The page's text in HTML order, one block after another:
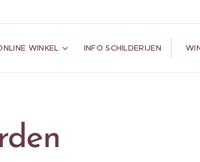
WINKEL INFO SCHILDERIJEN